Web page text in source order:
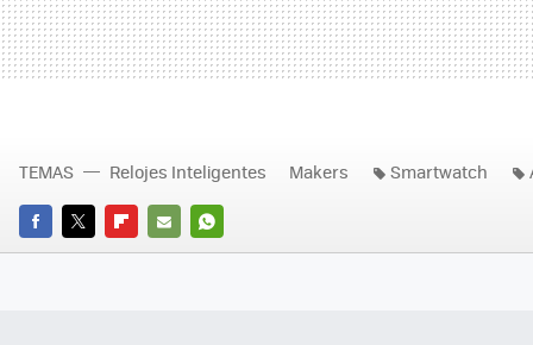
FACEBOOK
TWITTERFLIPBOARD
E-
WHATSAPP
TEMAS Relojes Inteligentes Makers Smartwatch